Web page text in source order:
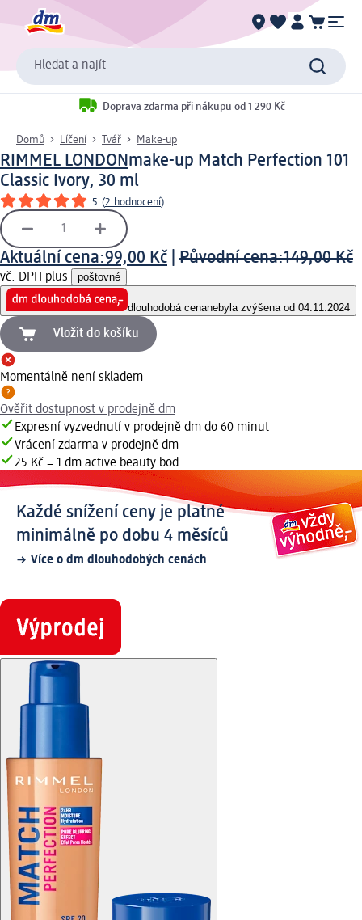
Hledat a najít
Doprava zdarma při nákupu od 1 290 Kč
Domů Líčení Tvář Make-up
RIMMEL LONDONmake-up Match Perfection 101
Classic Ivory, 30 ml
5 (2 hodnocení)
Aktuální cena:99,00 Kč Původní cena:149,00 Kč
vč. DPH plus poštovné
dlouhodobá cenanebyla zvýšena od 04.11.2024
Vložit do košíku
Momentálně není skladem
Ověřit dostupnost v prodejně dm
Expresní vyzvednutí v prodejně dm do 60 minut
Vrácení zdarma v prodejně dm
25 Kč = 1 dm active beauty bod
Každé snížení ceny je platné
minimálně po dobu 4 měsíců
Více o dm dlouhodobých cenách